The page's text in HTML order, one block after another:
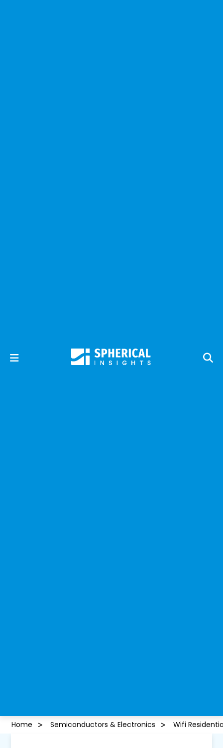
Home Semiconductors & Electronics Wifi